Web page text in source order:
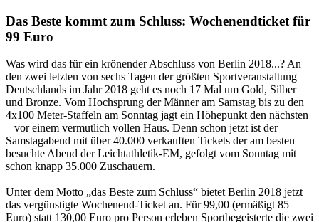
Das Beste kommt zum Schluss: Wochenendticket für
99 Euro
Was wird das für ein krönender Abschluss von Berlin 2018...? An
den zwei letzten von sechs Tagen der größten Sportveranstaltung
Deutschlands im Jahr 2018 geht es noch 17 Mal um Gold, Silber
und Bronze. Vom Hochsprung der Männer am Samstag bis zu den
4x100 Meter-Staffeln am Sonntag jagt ein Höhepunkt den nächsten
– vor einem vermutlich vollen Haus. Denn schon jetzt ist der
Samstagabend mit über 40.000 verkauften Tickets der am besten
besuchte Abend der Leichtathletik-EM, gefolgt vom Sonntag mit
schon knapp 35.000 Zuschauern.
Unter dem Motto „das Beste zum Schluss“ bietet Berlin 2018 jetzt
das vergünstigte Wochenend-Ticket an. Für 99,00 (ermäßigt 85
Euro) statt 130,00 Euro pro Person erleben Sportbegeisterte die zwei